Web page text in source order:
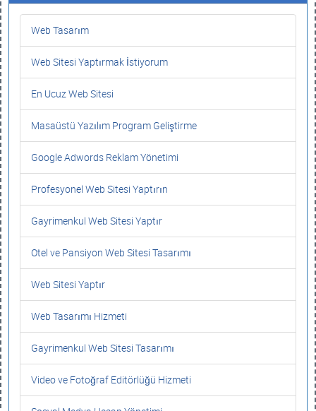
Web Tasarım
Web Sitesi Yaptırmak İstiyorum
En Ucuz Web Sitesi
Masaüstü Yazılım Program Geliştirme
Google Adwords Reklam Yönetimi
Profesyonel Web Sitesi Yaptırın
Gayrimenkul Web Sitesi Yaptır
Otel ve Pansiyon Web Sitesi Tasarımı
Web Sitesi Yaptır
Web Tasarımı Hizmeti
Gayrimenkul Web Sitesi Tasarımı
Video ve Fotoğraf Editörlüğü Hizmeti